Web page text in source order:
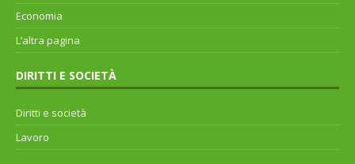
Economia
L’altra pagina
DIRITTI E SOCIETÀ
Diritti e società
Lavoro